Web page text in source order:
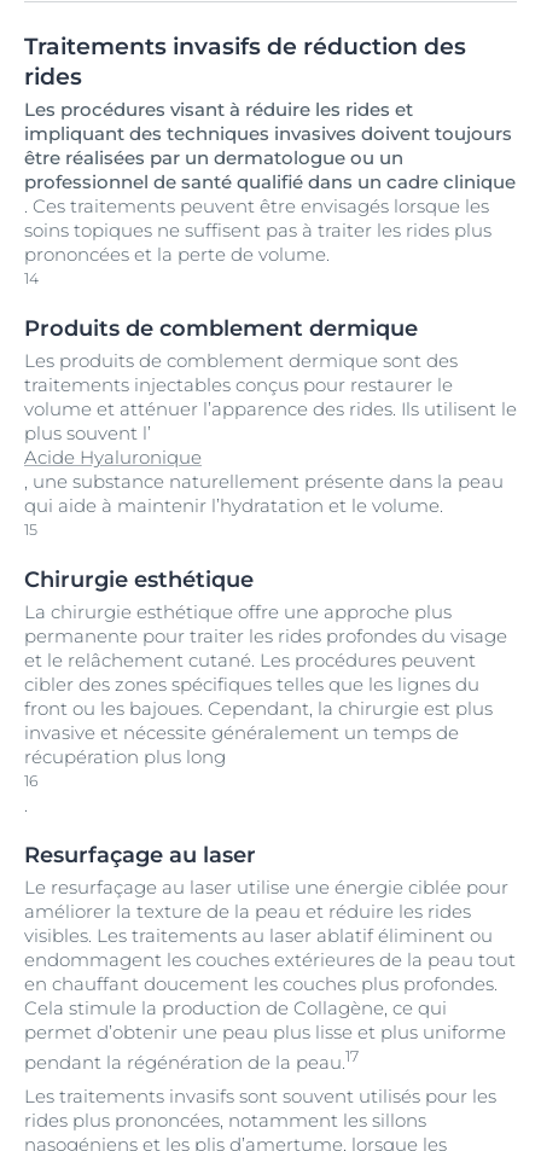
Traitements invasifs de réduction des
rides
Les procédures visant à réduire les rides et
impliquant des techniques invasives doivent toujours
être réalisées par un dermatologue ou un
professionnel de santé qualifié dans un cadre clinique
. Ces traitements peuvent être envisagés lorsque les
soins topiques ne suffisent pas à traiter les rides plus
prononcées et la perte de volume.
14
Produits de comblement dermique
Les produits de comblement dermique sont des
traitements injectables conçus pour restaurer le
volume et atténuer l’apparence des rides. Ils utilisent le
plus souvent l’
Acide Hyaluronique
, une substance naturellement présente dans la peau
qui aide à maintenir l’hydratation et le volume.
15
Chirurgie esthétique
La chirurgie esthétique offre une approche plus
permanente pour traiter les rides profondes du visage
et le relâchement cutané. Les procédures peuvent
cibler des zones spécifiques telles que les lignes du
front ou les bajoues. Cependant, la chirurgie est plus
invasive et nécessite généralement un temps de
récupération plus long
16
.
Resurfaçage au laser
Le resurfaçage au laser utilise une énergie ciblée pour
améliorer la texture de la peau et réduire les rides
visibles. Les traitements au laser ablatif éliminent ou
endommagent les couches extérieures de la peau tout
en chauffant doucement les couches plus profondes.
Cela stimule la production de Collagène, ce qui
permet d’obtenir une peau plus lisse et plus uniforme
pendant la régénération de la peau.17
Les traitements invasifs sont souvent utilisés pour les
rides plus prononcées, notamment les sillons
nasogéniens et les plis d’amertume, lorsque les